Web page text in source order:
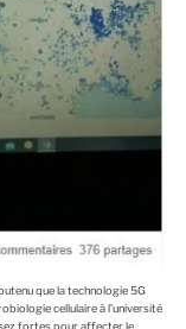
que la technologie 5G
cellulaire à l’université
fortes pour affecter le